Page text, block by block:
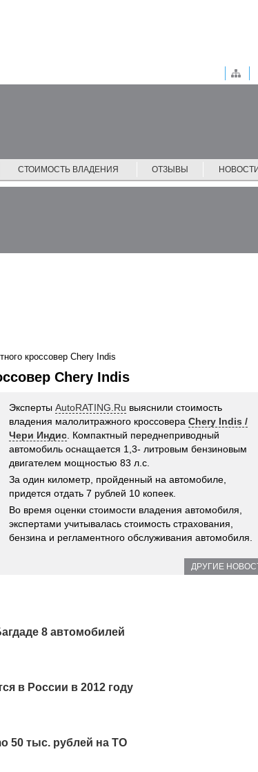
СТОИМОСТЬ ВЛАДЕНИЯ ОТЗЫВЫ НОВОСТИ
кроссовер Chery Indis
Chery Indis
Эксперты AutoRATING.Ru выяснили стоимость
владения малолитражного кроссовера Chery Indis /
Чери Индис . Компактный переднеприводный
автомобиль оснащается 1,3- литровым бензиновым
двигателем мощностью 83 л.с.
За один километр, пройденный на автомобиле,
придется отдать 7 рублей 10 копеек.
Во время оценки стоимости владения автомобиля,
экспертами учитывалась стоимость страхования,
бензина и регламентного обслуживания автомобиля.
ДРУГИЕ
8 автомобилей
в России в 2012 году
50 тыс. рублей на ТО